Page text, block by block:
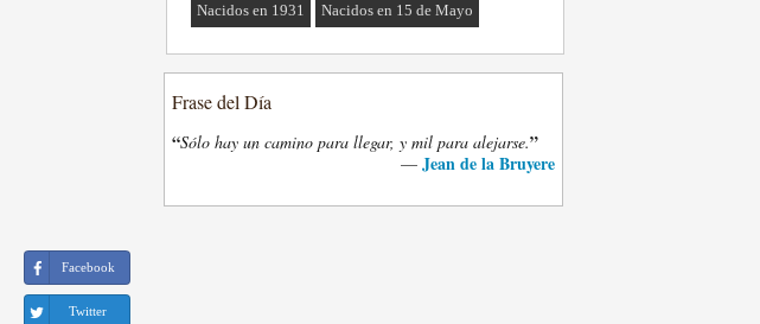
Facebook
Twitter
Nacidos en 1931 Nacidos en 15 de Mayo
Frase del Día
“Sólo hay un camino para llegar, y mil para alejarse.”
— Jean de la Bruyere